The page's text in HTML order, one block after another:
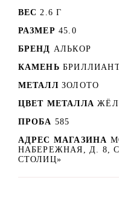
ВЕС 2.6 Г
РАЗМЕР 45.0
БРЕНД АЛЬКОР
КАМЕНЬ
МЕТАЛЛ ЗОЛОТО
ЦВЕТ МЕТАЛЛА
ПРОБА 585
АДРЕС МАГАЗИНА
НАБЕРЕЖНАЯ, Д. 8,
СТОЛИЦ»